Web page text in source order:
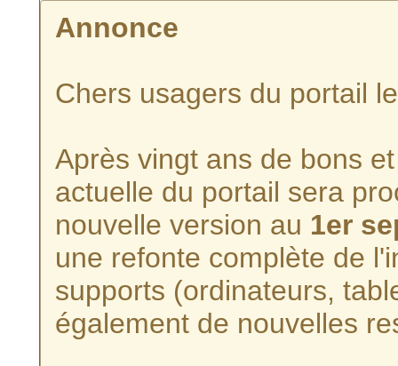
Annonce
Chers usagers du portail
Après vingt ans de bons
actuelle du portail sera
nouvelle version au 1er
une refonte complète de
supports (ordinateurs,
également de nouvelles